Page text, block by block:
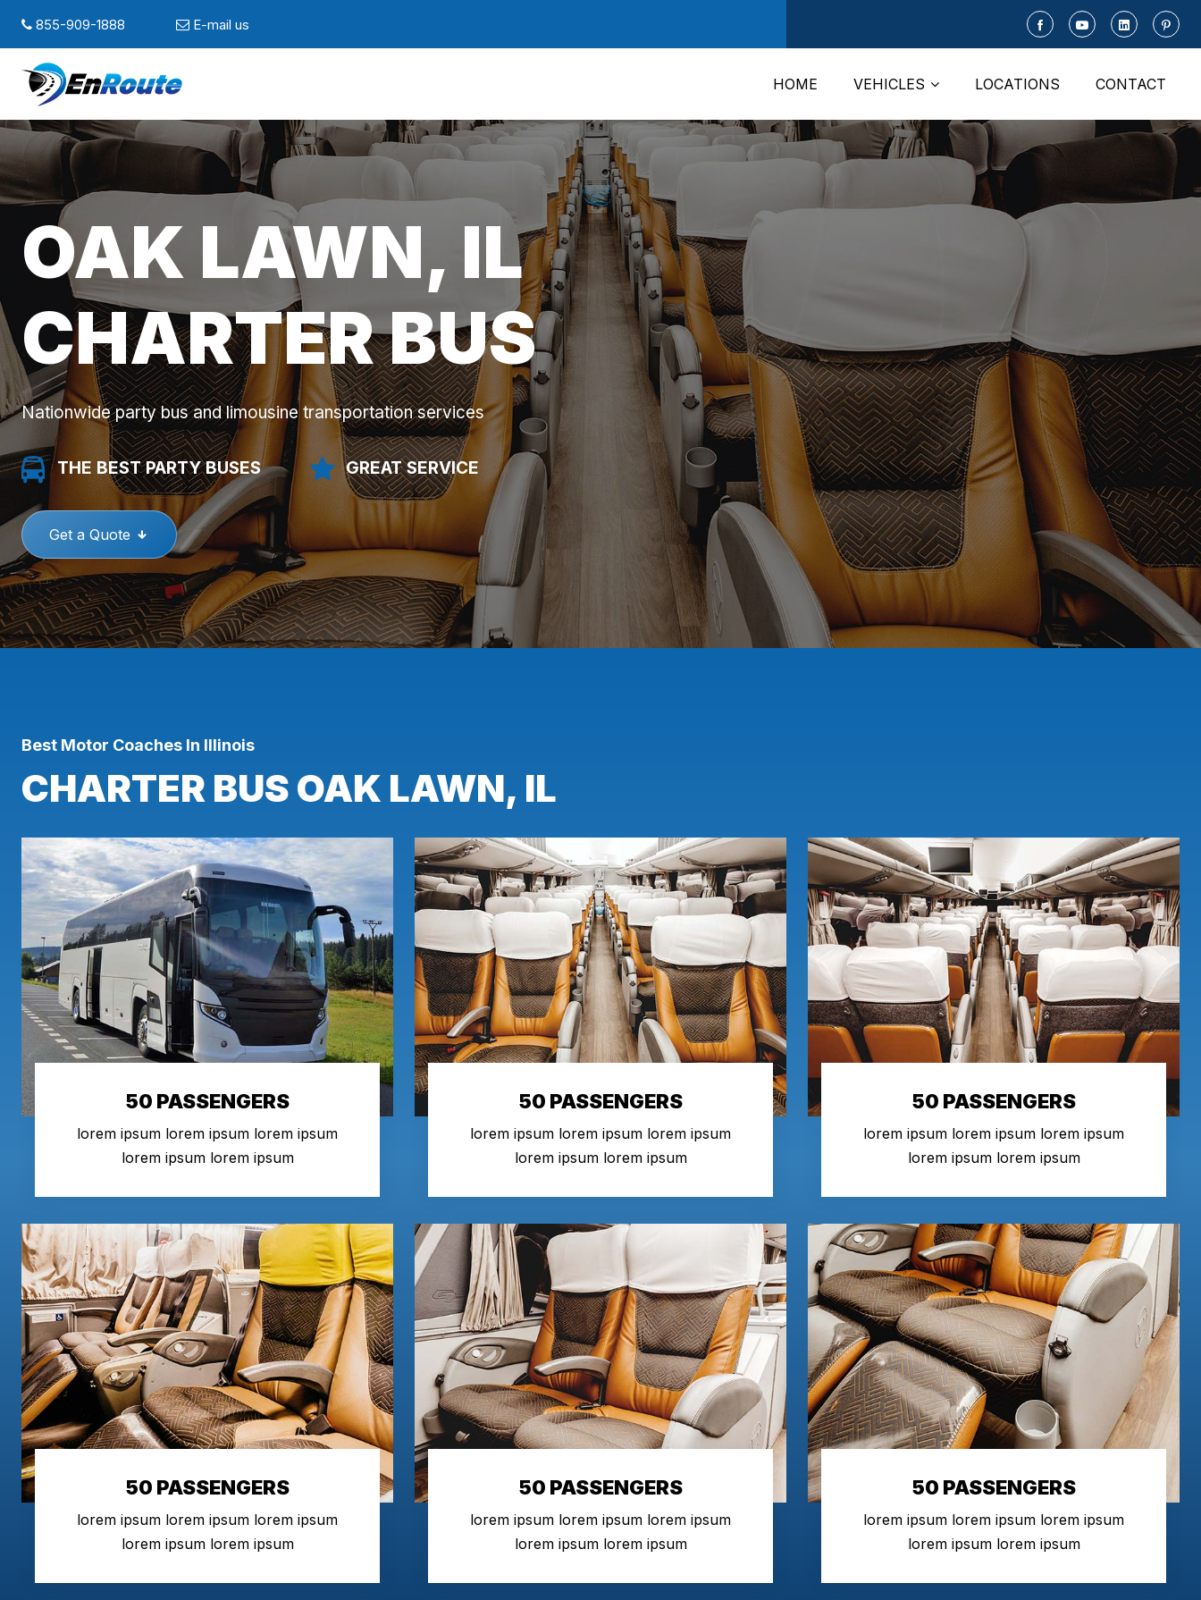
855-909-1888 E-mail us
HOME VEHICLES LOCATIONS CONTACT
OAK LAWN, IL
CHARTER BUS
Nationwide party bus and limousine transportation services
THE BEST PARTY BUSES GREAT SERVICE
Get a Quote
Best Motor Coaches In Illinois
CHARTER BUS OAK LAWN, IL
50 PASSENGERS
lorem ipsum lorem ipsum lorem ipsum
lorem ipsum lorem ipsum
50 PASSENGERS
lorem ipsum lorem ipsum lorem ipsum
lorem ipsum lorem ipsum
50 PASSENGERS
lorem ipsum lorem ipsum lorem ipsum
lorem ipsum lorem ipsum
50 PASSENGERS
lorem ipsum lorem ipsum lorem ipsum
lorem ipsum lorem ipsum
50 PASSENGERS
lorem ipsum lorem ipsum lorem ipsum
lorem ipsum lorem ipsum
50 PASSENGERS
lorem ipsum lorem ipsum lorem ipsum
lorem ipsum lorem ipsum